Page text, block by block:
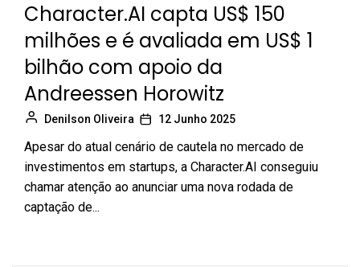
Character.AI capta US$ 150
milhões e é avaliada em US$ 1
bilhão com apoio da
Andreessen Horowitz
Denilson Oliveira 12 Junho 2025
Apesar do atual cenário de cautela no mercado de
investimentos em startups, a Character.AI conseguiu
chamar atenção ao anunciar uma nova rodada de
captação de...